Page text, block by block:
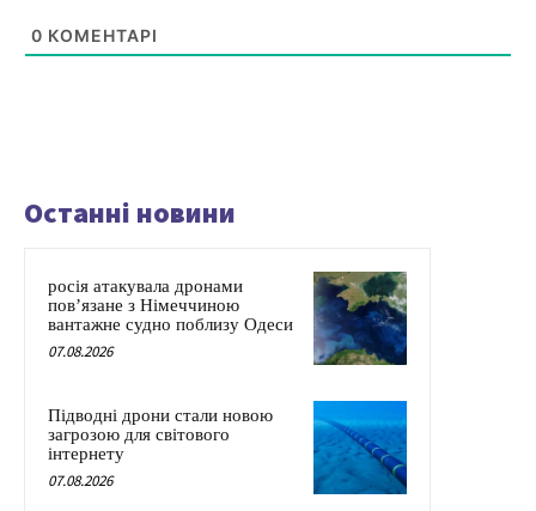
0 КОМЕНТАРІ
Останні новини
росія атакувала дронами
пов’язане з Німеччиною
вантажне судно поблизу Одеси
07.08.2026
Підводні дрони стали новою
загрозою для світового
інтернету
07.08.2026